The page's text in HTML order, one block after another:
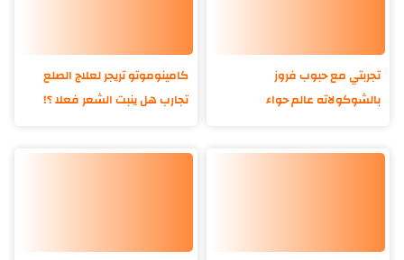
تجربتي مع حبوب فروز
بالشوكولاته عالم حواء
كامينوموتو تريجر لعلاج الصلع
تجارب هل ينبت الشعر فعلا ؟!